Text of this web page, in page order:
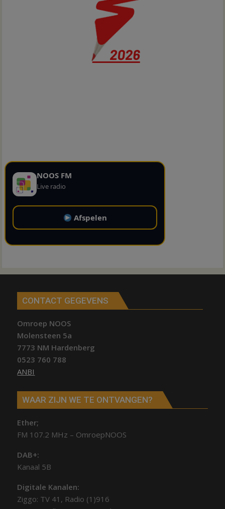
NOOS FM
Live radio
Afspelen
CONTACT GEGEVENS
Omroep NOOS
Molensteen 5a
7773 NM Hardenberg
0523 760 788
ANBI
WAAR ZIJN WE TE ONTVANGEN?
Ether;
FM 107.2 MHz – OmroepNOOS
DAB+:
Kanaal 5B
Digitale Kanalen:
Ziggo: TV 41, Radio (1)916